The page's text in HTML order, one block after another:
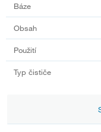
Báze
Obsah
Použití
Typ čističe